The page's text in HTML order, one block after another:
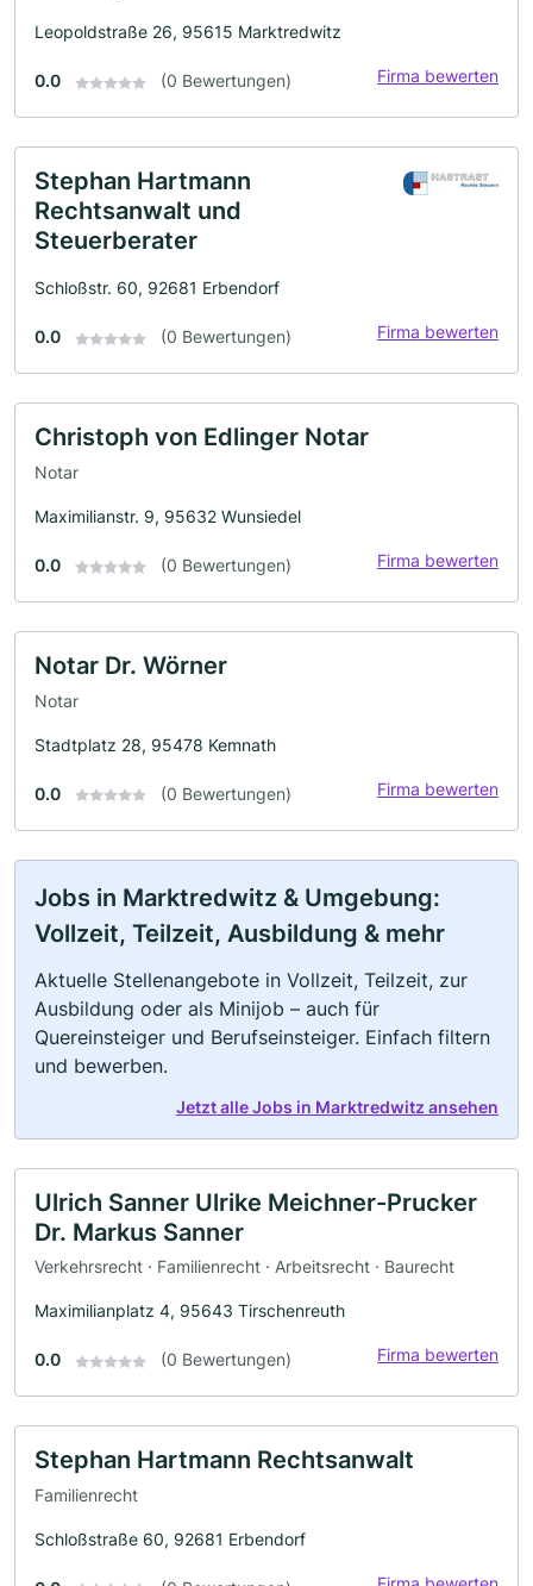
Leopoldstraße 26, 95615 Marktredwitz
0.0 (0 Bewertungen) Firma bewerten
Stephan Hartmann
Rechtsanwalt und
Steuerberater
Schloßstr. 60, 92681 Erbendorf
0.0 (0 Bewertungen) Firma bewerten
Christoph von Edlinger Notar
Notar
Maximilianstr. 9, 95632 Wunsiedel
0.0 (0 Bewertungen) Firma bewerten
Notar Dr. Wörner
Notar
Stadtplatz 28, 95478 Kemnath
0.0 (0 Bewertungen) Firma bewerten
Jobs in Marktredwitz & Umgebung:
Vollzeit, Teilzeit, Ausbildung & mehr
Aktuelle Stellenangebote in Vollzeit, Teilzeit, zur
Ausbildung oder als Minijob – auch für
Quereinsteiger und Berufseinsteiger. Einfach filtern
und bewerben.
Jetzt alle Jobs in Marktredwitz ansehen
Ulrich Sanner Ulrike Meichner-Prucker
Dr. Markus Sanner
Verkehrsrecht · Familienrecht · Arbeitsrecht · Baurecht
Maximilianplatz 4, 95643 Tirschenreuth
0.0 (0 Bewertungen) Firma bewerten
Stephan Hartmann Rechtsanwalt
Familienrecht
Schloßstraße 60, 92681 Erbendorf